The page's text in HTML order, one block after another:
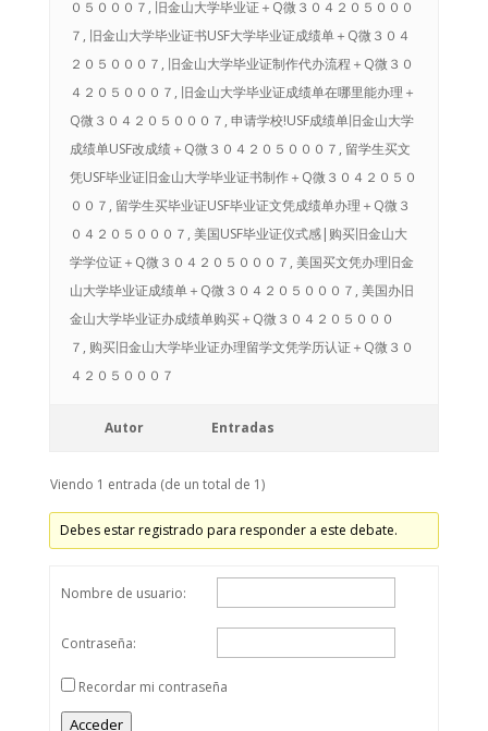
０５０００７, 旧金山大学毕业证＋Q微３０４２０５０００
７, 旧金山大学毕业证书USF大学毕业证成绩单＋Q微３０４
２０５０００７, 旧金山大学毕业证制作代办流程＋Q微３０
４２０５０００７, 旧金山大学毕业证成绩单在哪里能办理＋
Q微３０４２０５０００７, 申请学校!USF成绩单旧金山大学
成绩单USF改成绩＋Q微３０４２０５０００７, 留学生买文
凭USF毕业证旧金山大学毕业证书制作＋Q微３０４２０５０
００７, 留学生买毕业证USF毕业证文凭成绩单办理＋Q微３
０４２０５０００７, 美国USF毕业证仪式感|购买旧金山大
学学位证＋Q微３０４２０５０００７, 美国买文凭办理旧金
山大学毕业证成绩单＋Q微３０４２０５０００７, 美国办旧
金山大学毕业证办成绩单购买＋Q微３０４２０５０００
７, 购买旧金山大学毕业证办理留学文凭学历认证＋Q微３０
４２０５０００７
Autor Entradas
Viendo 1 entrada (de un total de 1)
Debes estar registrado para responder a este debate.
Nombre de usuario:
Contraseña:
Recordar mi contraseña
Acceder